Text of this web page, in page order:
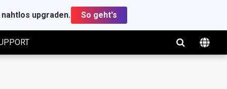
upgraden. So geht's